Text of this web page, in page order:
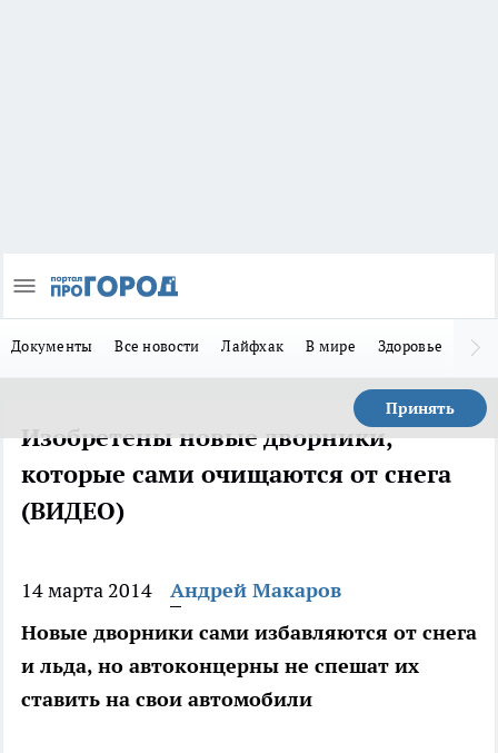
Документы Все новости Лайфхак В мире Здоровье
Принять
Изобретены новые дворники,
которые сами очищаются от снега
(ВИДЕО)
14 марта 2014
Андрей Макаров
Новые дворники сами избавляются от снега
и льда, но автоконцерны не спешат их
ставить на свои автомобили